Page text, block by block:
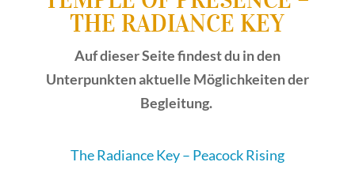
THE RADIANCE KEY
Auf dieser Seite findest du in den
Unterpunkten aktuelle Möglichkeiten der
Begleitung.
The Radiance Key – Peacock Rising